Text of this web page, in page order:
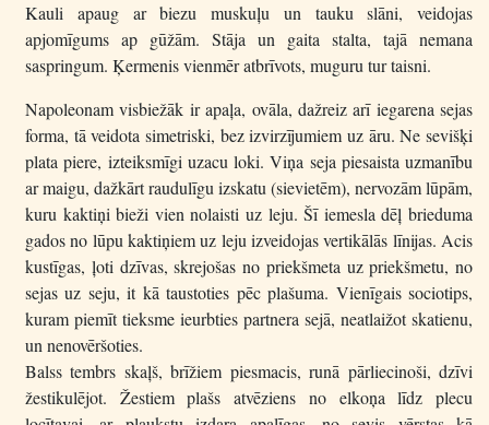
Kauli apaug ar biezu muskuļu un tauku slāni, veidojas
apjomīgums ap gūžām. Stāja un gaita stalta, tajā nemana
saspringum. Ķermenis vienmēr atbrīvots, muguru tur taisni.
Napoleonam visbiežāk ir apaļa, ovāla, dažreiz arī iegarena sejas
forma, tā veidota simetriski, bez izvirzījumiem uz āru. Ne sevišķi
plata piere, izteiksmīgi uzacu loki. Viņa seja piesaista uzmanību
ar maigu, dažkārt raudulīgu izskatu (sievietēm), nervozām lūpām,
kuru kaktiņi bieži vien nolaisti uz leju. Šī iemesla dēļ brieduma
gados no lūpu kaktiņiem uz leju izveidojas vertikālās līnijas. Acis
kustīgas, ļoti dzīvas, skrejošas no priekšmeta uz priekšmetu, no
sejas uz seju, it kā taustoties pēc plašuma. Vienīgais sociotips,
kuram piemīt tieksme ieurbties partnera sejā, neatlaižot skatienu,
un nenovēršoties.
Balss tembrs skaļš, brīžiem piesmacis, runā pārliecinoši, dzīvi
žestikulējot. Žestiem plašs atvēziens no elkoņa līdz plecu